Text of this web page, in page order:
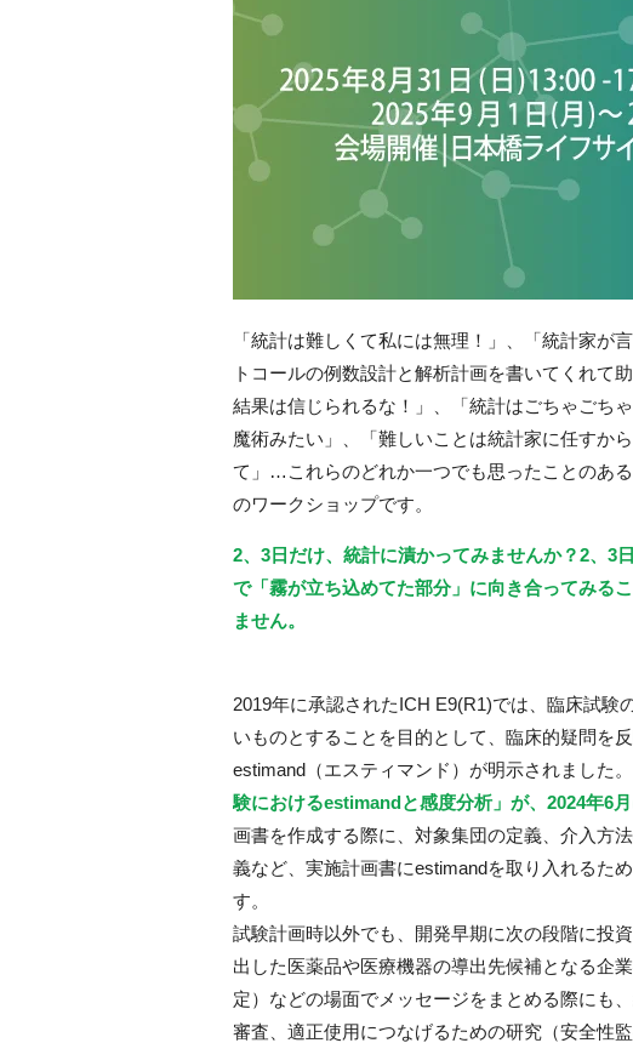
「統計は難しくて私には無理！」、「統計家が
トコールの例数設計と解析計画を書いてくれて
結果は信じられるな！」、「統計はごちゃごち
魔術みたい」、「難しいことは統計家に任すか
て」…これらのどれか一つでも思ったことのあ
のワークショップです。
2、3日だけ、統計に漬かってみませんか？2、3
で「霧が立ち込めてた部分」に向き合ってみる
ません。
2019年に承認されたICH E9(R1)では、臨床試験
いものとすることを目的として、臨床的疑問を
estimand（エスティマンド）が明示されました。
験におけるestimandと感度分析」が、2024年6
画書を作成する際に、対象集団の定義、介入方
義など、実施計画書にestimandを取り入れるた
す。
試験計画時以外でも、開発早期に次の段階に投
出した医薬品や医療機器の導出先候補となる企
定）などの場面でメッセージをまとめる際にも
審査、適正使用につなげるための研究（安全性